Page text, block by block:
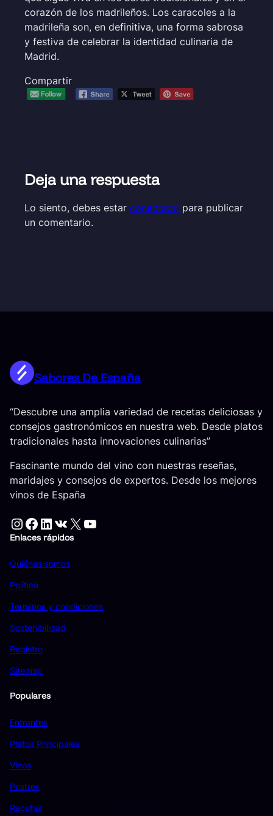
corazón de los madrileños. Los caracoles a la
madrileña son, en definitiva, una forma sabrosa
y festiva de celebrar la identidad culinaria de
Madrid.
Compartir
Deja una respuesta
Lo siento, debes estar conectado para publicar
un comentario.
Sabores De España
“Descubre una amplia variedad de recetas deliciosas y
consejos gastronómicos en nuestra web. Desde platos
tradicionales hasta innovaciones culinarias”
Fascinante mundo del vino con nuestras reseñas,
maridajes y consejos de expertos. Desde los mejores
vinos de España
Instagram Facebook LinkedIn VK X YouTube
Enlaces rápidos
Quiénes somos
Política
Términos y condiciones
Sostenibilidad
Registro
Sitemap
Populares
Entrantes
Platos Principales
Vinos
Postres
Recetas